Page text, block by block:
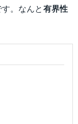
。なんと有界性